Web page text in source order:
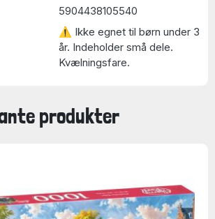
5904438105540
⚠ Ikke egnet til børn under 3
år. Indeholder små dele.
Kvælningsfare.
produkter